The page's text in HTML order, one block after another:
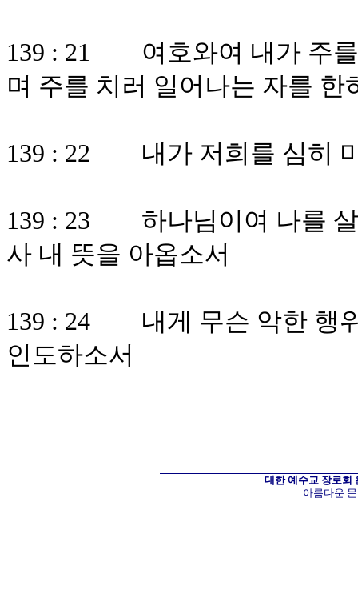
139 : 21 여호와여 내가 주를
며 주를 치러 일어나는 자를 한
139 : 22 내가 저희를 심히
139 : 23 하나님이여 나를 살
사 내 뜻을 아옵소서
139 : 24 내게 무슨 악한 행
인도하소서
대한 예수교 장로회
아름다운